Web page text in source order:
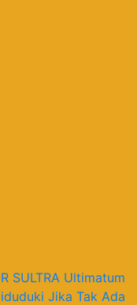
SULTRA Ultimatum
Jika Tak Ada